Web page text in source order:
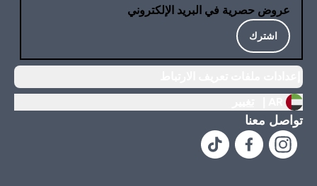
عروض حصرية في البريد الإلكتروني
اشترك
تواصل معنا